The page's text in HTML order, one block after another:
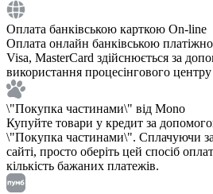
Оплата банківською карткою On-line
Оплата онлайн банківською
Visa, MasterCard здійснюється за
використання процесінгового центру
\"Покупка частинами\" від Mono
Купуйте товари у кредит за
\"Покупка частинами\". Сплачуючи
сайті, просто оберіть цей спосіб
кількість бажаних платежів.